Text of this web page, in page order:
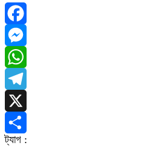
Facebook
Messenger
WhatsApp
Telegram
X
Share
ট্যাগ :